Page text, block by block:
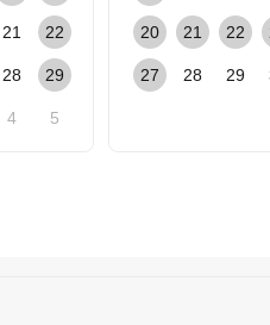
21 22
28 29
4 5
20 21 22
27 28 29